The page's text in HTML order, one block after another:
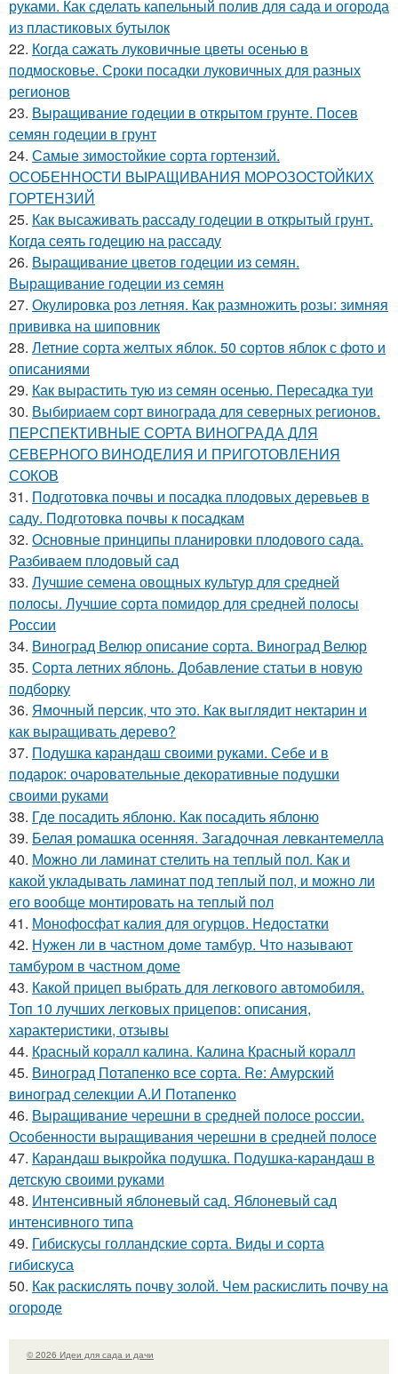
руками. Как сделать капельный полив для сада и огорода
из пластиковых бутылок
22. Когда сажать луковичные цветы осенью в
подмосковье. Сроки посадки луковичных для разных
регионов
23. Выращивание годеции в открытом грунте. Посев
семян годеции в грунт
24. Самые зимостойкие сорта гортензий.
ОСОБЕННОСТИ ВЫРАЩИВАНИЯ МОРОЗОСТОЙКИХ
ГОРТЕНЗИЙ
25. Как высаживать рассаду годеции в открытый грунт.
Когда сеять годецию на рассаду
26. Выращивание цветов годеции из семян.
Выращивание годеции из семян
27. Окулировка роз летняя. Как размножить розы: зимняя
прививка на шиповник
28. Летние сорта желтых яблок. 50 сортов яблок с фото и
описаниями
29. Как вырастить тую из семян осенью. Пересадка туи
30. Выбириаем сорт винограда для северных регионов.
ПЕРСПЕКТИВНЫЕ СОРТА ВИНОГРАДА ДЛЯ
CЕВЕРНОГО ВИНОДЕЛИЯ И ПРИГОТОВЛЕНИЯ
СОКОВ
31. Подготовка почвы и посадка плодовых деревьев в
саду. Подготовка почвы к посадкам
32. Основные принципы планировки плодового сада.
Разбиваем плодовый сад
33. Лучшие семена овощных культур для средней
полосы. Лучшие сорта помидор для средней полосы
России
34. Виноград Велюр описание сорта. Виноград Велюр
35. Сорта летних яблонь. Добавление статьи в новую
подборку
36. Ямочный персик, что это. Как выглядит нектарин и
как выращивать дерево?
37. Подушка карандаш своими руками. Себе и в
подарок: очаровательные декоративные подушки
своими руками
38. Где посадить яблоню. Как посадить яблоню
39. Белая ромашка осенняя. Загадочная левкантемелла
40. Можно ли ламинат стелить на теплый пол. Как и
какой укладывать ламинат под теплый пол, и можно ли
его вообще монтировать на теплый пол
41. Монофосфат калия для огурцов. Недостатки
42. Нужен ли в частном доме тамбур. Что называют
тамбуром в частном доме
43. Какой прицеп выбрать для легкового автомобиля.
Топ 10 лучших легковых прицепов: описания,
характеристики, отзывы
44. Красный коралл калина. Калина Красный коралл
45. Виноград Потапенко все сорта. Re: Амурский
виноград селекции А.И Потапенко
46. Выращивание черешни в средней полосе россии.
Особенности выращивания черешни в средней полосе
47. Карандаш выкройка подушка. Подушка-карандаш в
детскую своими руками
48. Интенсивный яблоневый сад. Яблоневый сад
интенсивного типа
49. Гибискусы голландские сорта. Виды и сорта
гибискуса
50. Как раскислять почву золой. Чем раскислить почву на
огороде
© 2026 Идеи для сада и дачи